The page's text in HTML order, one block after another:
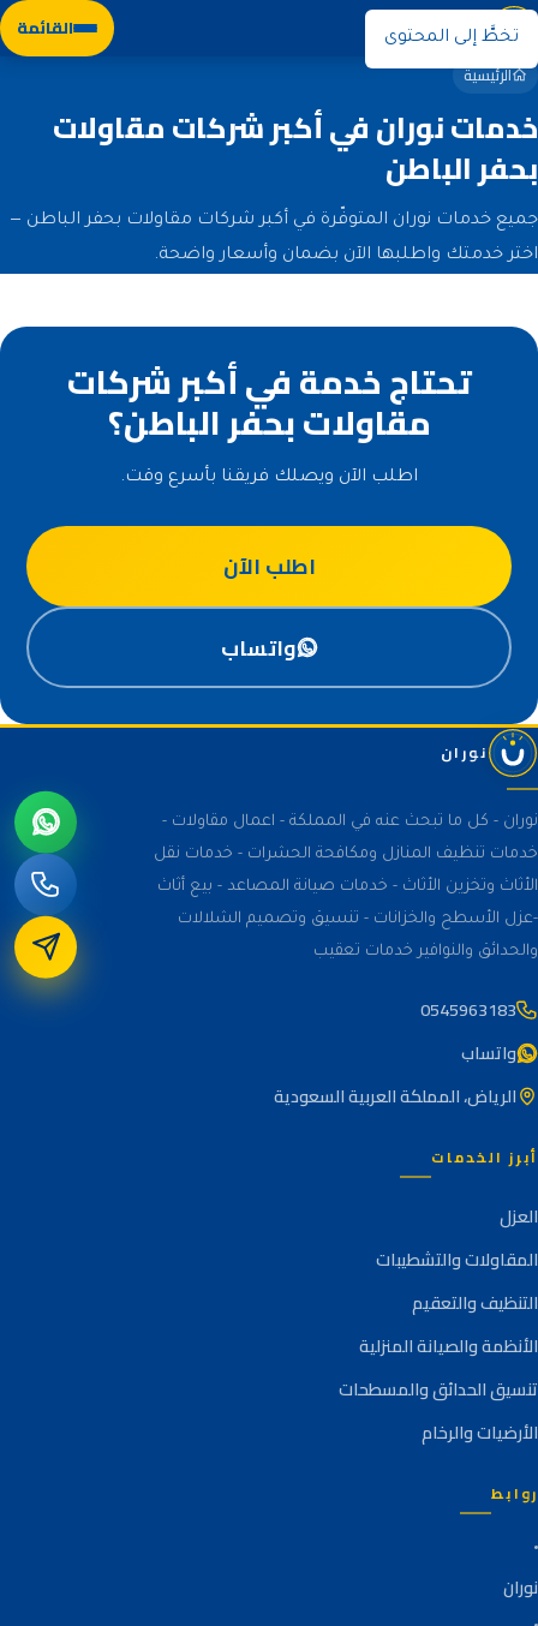
تخطَّ إلى المحتوى القائمة نوران
الرئيسية
خدمات نوران في أكبر شركات مقاولات
بحفر الباطن
جميع خدمات نوران المتوفّرة في أكبر شركات مقاولات بحفر الباطن —
اختر خدمتك واطلبها الآن بضمان وأسعار واضحة.
تحتاج خدمة في أكبر شركات
مقاولات بحفر الباطن؟
اطلب الآن ويصلك فريقنا بأسرع وقت.
اطلب الآن
واتساب
نوران
نوران - كل ما تبحث عنه في المملكة - اعمال مقاولات -
خدمات تنظيف المنازل ومكافحة الحشرات - خدمات نقل
الأثاث وتخزين الأثاث - خدمات صيانة المصاعد - بيع أثاث
-عزل الأسطح والخزانات - تنسيق وتصميم الشلالات
والحدائق والنوافير خدمات تعقيب
0545963183
واتساب
الرياض، المملكة العربية السعودية
أبرز الخدمات
العزل
المقاولات والتشطيبات
التنظيف والتعقيم
الأنظمة والصيانة المنزلية
تنسيق الحدائق والمسطحات
الأرضيات والرخام
روابط
نوران